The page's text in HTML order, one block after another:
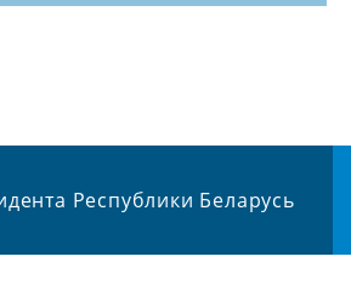
Республики Беларусь